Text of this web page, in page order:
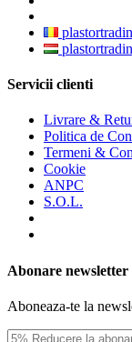
Servicii clienti
Livrare &
Politica de
Termeni &
Cookie
ANPC
S.O.L.
Abonare newsletter
Aboneaza-te la